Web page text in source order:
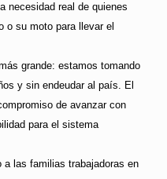
necesidad real de quienes
o su moto para llevar el
grande: estamos tomando
y sin endeudar al país. El
de avanzar con
para el sistema
a las familias trabajadoras en